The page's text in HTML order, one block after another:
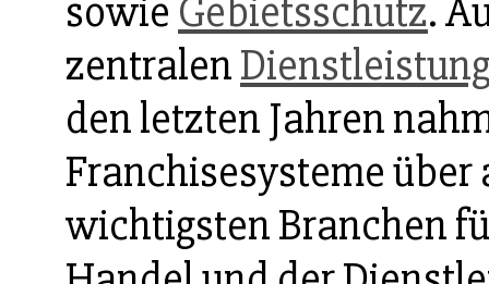
sowie Gebietsschutz.
zentralen
den letzten Jahren
Franchisesysteme
wichtigsten Branchen